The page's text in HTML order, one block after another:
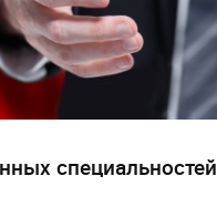
специальностей